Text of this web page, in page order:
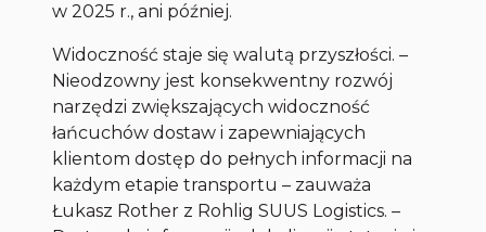
w 2025 r., ani później.
Widoczność staje się walutą przyszłości. –
Nieodzowny jest konsekwentny rozwój
narzędzi zwiększających widoczność
łańcuchów dostaw i zapewniających
klientom dostęp do pełnych informacji na
każdym etapie transportu – zauważa
Łukasz Rother z Rohlig SUUS Logistics. –